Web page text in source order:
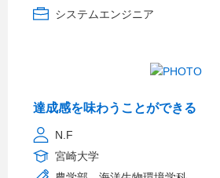
システムエンジニア
達成感を味わうことができる
N.F
宮崎大学